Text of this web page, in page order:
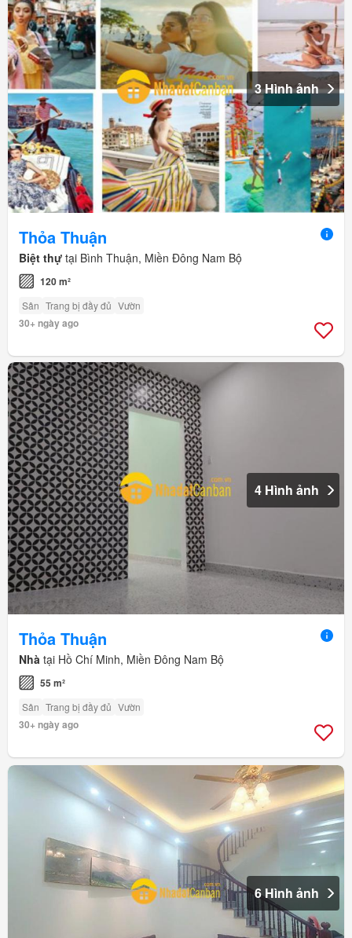
3 Hình ảnh
Thỏa Thuận
Biệt thự tại Bình Thuận, Miền Đông Nam Bộ
120 m²
Sân Trang bị đầy đủ Vườn
30+ ngày ago
4 Hình ảnh
Thỏa Thuận
Nhà tại Hồ Chí Minh, Miền Đông Nam Bộ
55 m²
Sân Trang bị đầy đủ Vườn
30+ ngày ago
6 Hình ảnh